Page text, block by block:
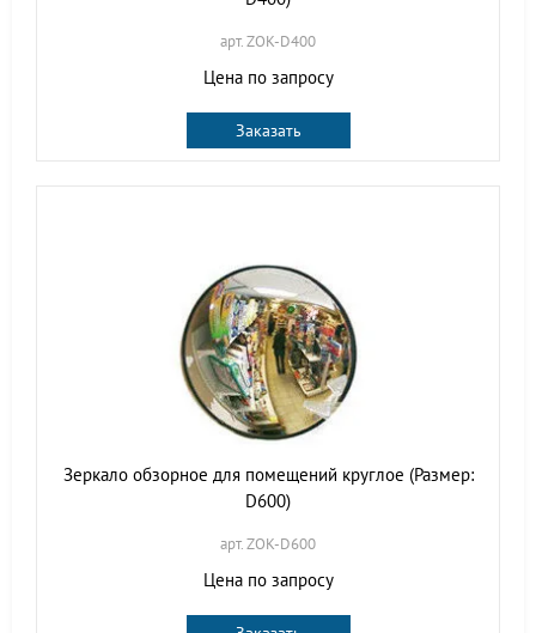
арт. ZOK-D400
Цена по запросу
Заказать
Зеркало обзорное для помещений круглое (Размер:
D600)
арт. ZOK-D600
Цена по запросу